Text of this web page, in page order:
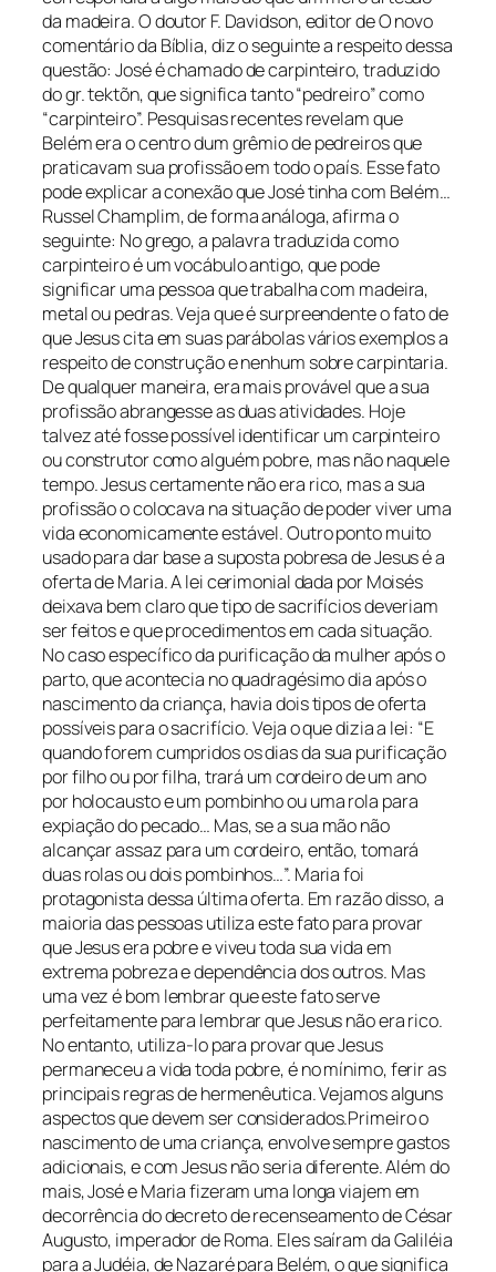
da madeira. O doutor F. Davidson, editor de O novo
comentário da Bíblia, diz o seguinte a respeito dessa
questão: José é chamado de carpinteiro, traduzido
do gr. tektõn, que significa tanto “pedreiro” como
“carpinteiro”. Pesquisas recentes revelam que
Belém era o centro dum grêmio de pedreiros que
praticavam sua profissão em todo o país. Esse fato
pode explicar a conexão que José tinha com Belém…
Russel Champlim, de forma análoga, afirma o
seguinte: No grego, a palavra traduzida como
carpinteiro é um vocábulo antigo, que pode
significar uma pessoa que trabalha com madeira,
metal ou pedras. Veja que é surpreendente o fato de
que Jesus cita em suas parábolas vários exemplos a
respeito de construção e nenhum sobre carpintaria.
De qualquer maneira, era mais provável que a sua
profissão abrangesse as duas atividades. Hoje
talvez até fosse possível identificar um carpinteiro
ou construtor como alguém pobre, mas não naquele
tempo. Jesus certamente não era rico, mas a sua
profissão o colocava na situação de poder viver uma
vida economicamente estável. Outro ponto muito
usado para dar base a suposta pobresa de Jesus é a
oferta de Maria. A lei cerimonial dada por Moisés
deixava bem claro que tipo de sacrifícios deveriam
ser feitos e que procedimentos em cada situação.
No caso específico da purificação da mulher após o
parto, que acontecia no quadragésimo dia após o
nascimento da criança, havia dois tipos de oferta
possíveis para o sacrifício. Veja o que dizia a lei: “E
quando forem cumpridos os dias da sua purificação
por filho ou por filha, trará um cordeiro de um ano
por holocausto e um pombinho ou uma rola para
expiação do pecado… Mas, se a sua mão não
alcançar assaz para um cordeiro, então, tomará
duas rolas ou dois pombinhos…”. Maria foi
protagonista dessa última oferta. Em razão disso, a
maioria das pessoas utiliza este fato para provar
que Jesus era pobre e viveu toda sua vida em
extrema pobreza e dependência dos outros. Mas
uma vez é bom lembrar que este fato serve
perfeitamente para lembrar que Jesus não era rico.
No entanto, utiliza-lo para provar que Jesus
permaneceu a vida toda pobre, é no mínimo, ferir as
principais regras de hermenêutica. Vejamos alguns
aspectos que devem ser considerados.Primeiro o
nascimento de uma criança, envolve sempre gastos
adicionais, e com Jesus não seria diferente. Além do
mais, José e Maria fizeram uma longa viajem em
decorrência do decreto de recenseamento de César
Augusto, imperador de Roma. Eles saíram da Galiléia
para a Judéia, de Nazaré para Belém, o que significa